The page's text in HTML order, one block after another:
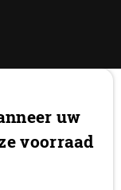
uw
voorraad